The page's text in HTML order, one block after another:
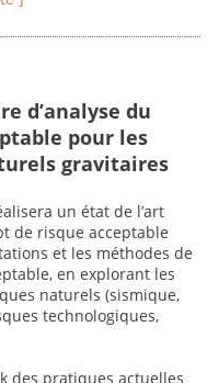
d’analyse du
pour les
gravitaires
un état de l’art
de risque acceptable
et les méthodes de
en explorant les
naturels (sismique,
technologiques,
des pratiques actuelles